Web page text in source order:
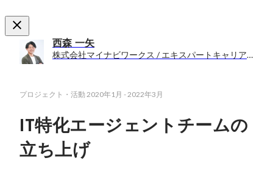
西森 一矢
株式会社マイナビワークス / エキスパートキャリア事業部
プロジェクト・活動 2020年1月 -2022年3月
IT特化エージェントチームの
立ち上げ